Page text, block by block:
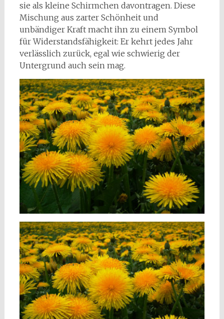
sie als kleine Schirmchen davontragen. Diese
Mischung aus zarter Schönheit und
unbändiger Kraft macht ihn zu einem Symbol
für Widerstandsfähigkeit: Er kehrt jedes Jahr
verlässlich zurück, egal wie schwierig der
Untergrund auch sein mag.